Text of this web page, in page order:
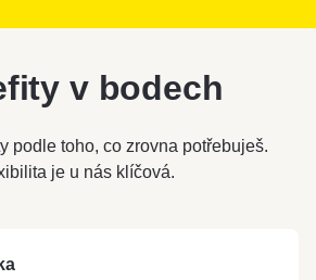
v bodech
podle toho, co zrovna potřebuješ.
je u nás klíčová.